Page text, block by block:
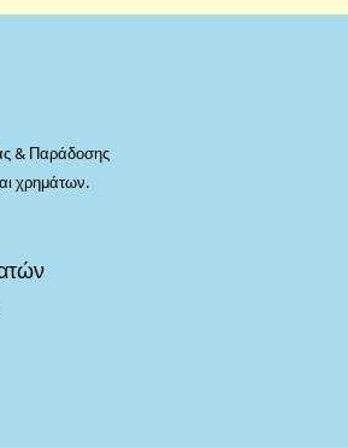
& Παράδοσης
χρημάτων.